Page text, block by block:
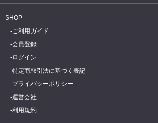
SHOP
ご利用ガイド
会員登録
ログイン
特定商取引法に基づく表記
プライバシーポリシー
運営会社
利用規約